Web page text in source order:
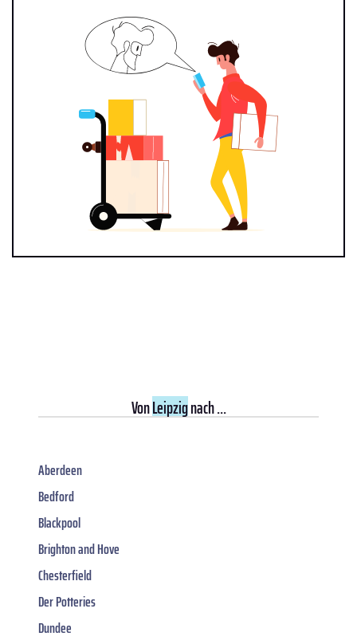
VonLeipzignach ...
Aberdeen
Bedford
Blackpool
Brighton and Hove
Chesterfield
Der Potteries
Dundee